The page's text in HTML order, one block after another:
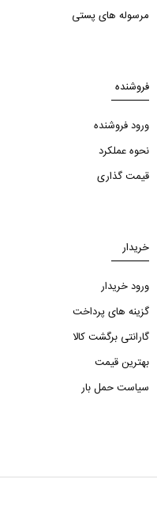
مرسوله های پستی
فروشنده
ورود فروشنده
نحوه عملکرد
قیمت گذاری
خریدار
ورود خریدار
گزینه های پرداخت
گارانتی برگشت کالا
بهترین قیمت
سیاست حمل بار